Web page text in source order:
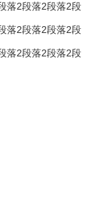
落2段落2段落2段
落2段落2段落2段
落2段落2段落2段